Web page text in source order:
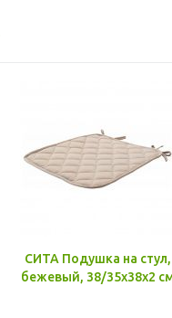
СИТА Подушка на стул,
бежевый, 38/35x38x2